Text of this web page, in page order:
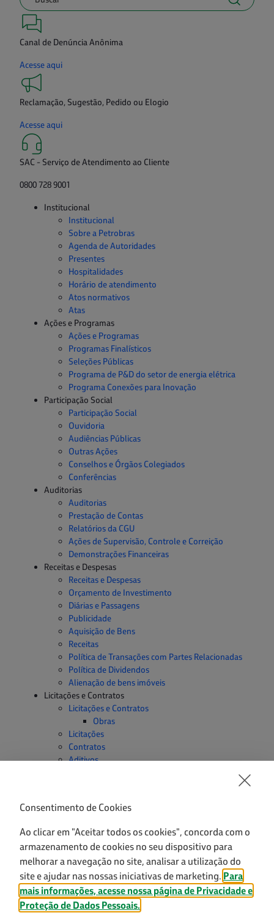
Canal de Denúncia Anônima
Acesse aqui
Reclamação, Sugestão, Pedido ou Elogio
Acesse aqui
SAC - Serviço de Atendimento ao Cliente
0800 728 9001
Institucional
Institucional
Sobre a Petrobras
Agenda de Autoridades
Presentes
Hospitalidades
Horário de atendimento
Atos normativos
Atas
Ações e Programas
Ações e Programas
Programas Finalísticos
Seleções Públicas
Programa de P&D do setor de energia elétrica
Programa Conexões para Inovação
Participação Social
Participação Social
Ouvidoria
Audiências Públicas
Outras Ações
Conselhos e Órgãos Colegiados
Conferências
Auditorias
Auditorias
Prestação de Contas
Relatórios da CGU
Ações de Supervisão, Controle e Correição
Demonstrações Financeiras
Receitas e Despesas
Receitas e Despesas
Orçamento de Investimento
Diárias e Passagens
Publicidade
Aquisição de Bens
Receitas
Política de Transações com Partes Relacionadas
Política de Dividendos
Alienação de bens imóveis
Licitações e Contratos
Licitações e Contratos
Obras
Licitações
Contratos
Aditivos
Convênios e Transferências
Informações Classificadas
Serviço de Informação ao Cidadão - SIC
Perguntas Frequentes
Dados Abertos
Sanções Administrativas
Transparência e Prestação de Contas
Consentimento de Cookies
Ao clicar em "Aceitar todos os cookies", concorda com o
armazenamento de cookies no seu dispositivo para
melhorar a navegação no site, analisar a utilização do
site e ajudar nas nossas iniciativas de marketing. Para
mais informações, acesse nossa página de Privacidade e
Proteção de Dados Pessoais.